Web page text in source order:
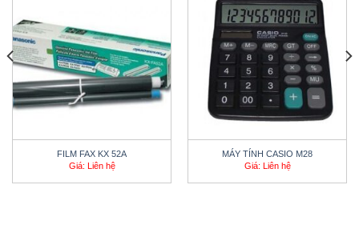
FILM FAX KX 52A
Giá: Liên hệ
MÁY TÍNH CASIO M28
Giá: Liên hệ